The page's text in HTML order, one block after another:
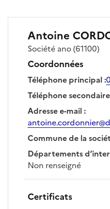
Antoine
Société ano(61100)
Coordonnées
Téléphone principal:
Téléphone secondaire
Adresse e-mail:
Commune de la
Départements
Non renseigné
Certificats